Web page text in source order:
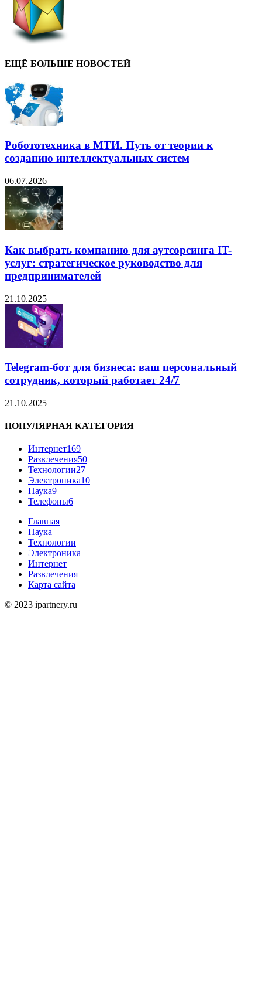
ЕЩЁ БОЛЬШЕ НОВОСТЕЙ
Робототехника в МТИ. Путь от теории к
созданию интеллектуальных систем
06.07.2026
Как выбрать компанию для аутсорсинга IT-
услуг: стратегическое руководство для
предпринимателей
21.10.2025
Telegram-бот для бизнеса: ваш персональный
сотрудник, который работает 24/7
21.10.2025
ПОПУЛЯРНАЯ КАТЕГОРИЯ
Интернет169
Развлечения50
Технологии27
Электроника10
Наука9
Телефоны6
Главная
Наука
Технологии
Электроника
Интернет
Развлечения
Карта сайта
© 2023 ipartnery.ru